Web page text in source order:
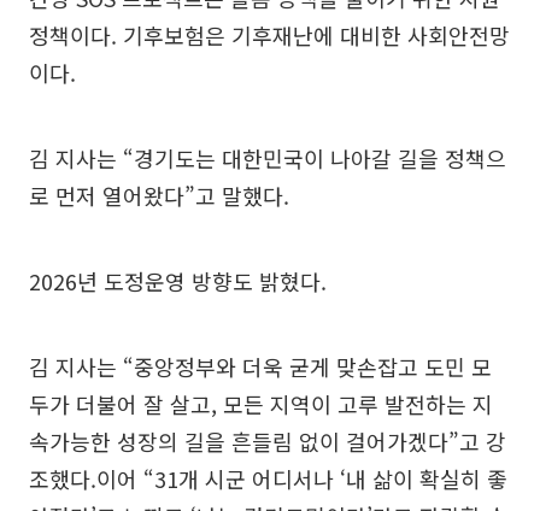
정책이다. 기후보험은 기후재난에 대비한 사회안전망
이다.
김 지사는 “경기도는 대한민국이 나아갈 길을 정책으
로 먼저 열어왔다”고 말했다.
2026년 도정운영 방향도 밝혔다.
김 지사는 “중앙정부와 더욱 굳게 맞손잡고 도민 모
두가 더불어 잘 살고, 모든 지역이 고루 발전하는 지
속가능한 성장의 길을 흔들림 없이 걸어가겠다”고 강
조했다.이어 “31개 시군 어디서나 ‘내 삶이 확실히 좋